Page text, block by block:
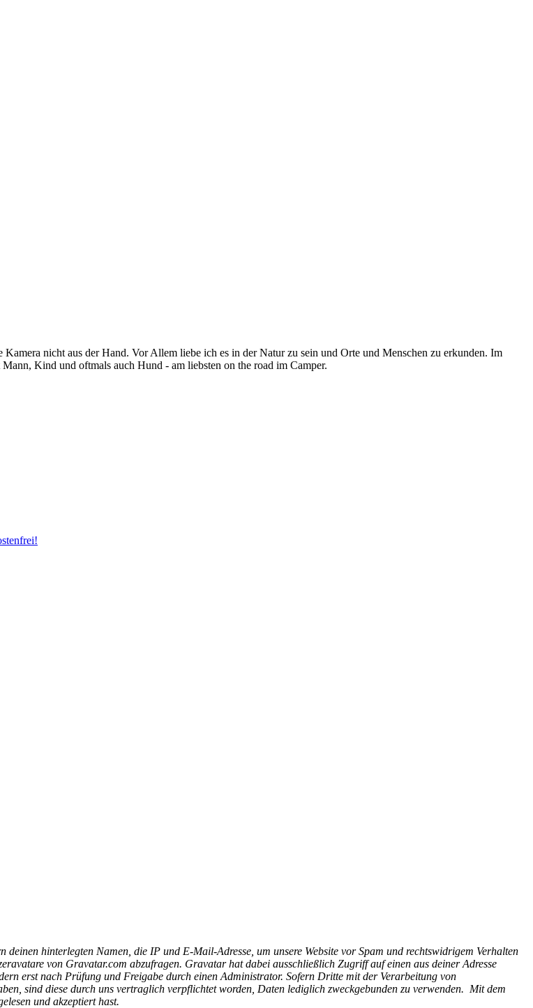
nicht aus der Hand. Vor Allem liebe ich es in der Natur zu sein und Orte und Menschen zu erkunden. Im
Kind und oftmals auch Hund - am liebsten on the road im Camper.
deinen hinterlegten Namen, die IP und E-Mail-Adresse, um unsere Website vor Spam und rechtswidrigem Verhalten
von Gravatar.com abzufragen. Gravatar hat dabei ausschließlich Zugriff auf einen aus deiner Adresse
erst nach Prüfung und Freigabe durch einen Administrator. Sofern Dritte mit der Verarbeitung von
sind diese durch uns vertraglich verpflichtet worden, Daten lediglich zweckgebunden zu verwenden. Mit dem
und akzeptiert hast.